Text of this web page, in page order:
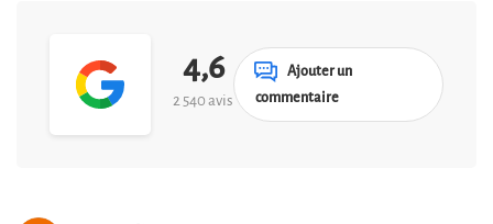
4,6
2 540 avis
Ajouter un
commentaire